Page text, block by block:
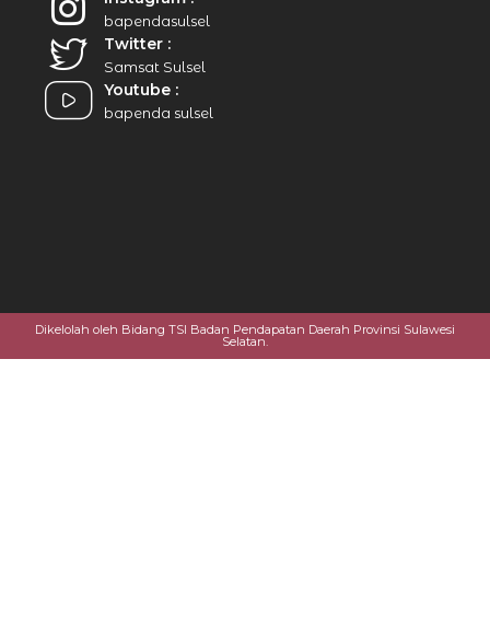
bapendasulsel
Twitter :
Samsat Sulsel
Youtube :
bapenda sulsel
Dikelolah oleh Bidang TSI Badan Pendapatan Daerah Provinsi Sulawesi
Selatan.